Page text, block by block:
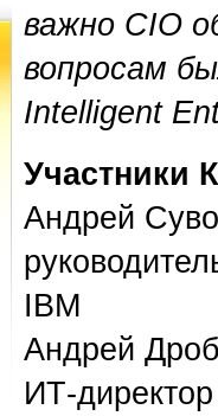
важно CIO
вопросам
Intelligent
Участники
Андрей
IBM
Андрей
ИТ-